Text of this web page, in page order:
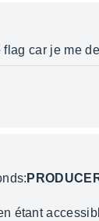
car je me
étant